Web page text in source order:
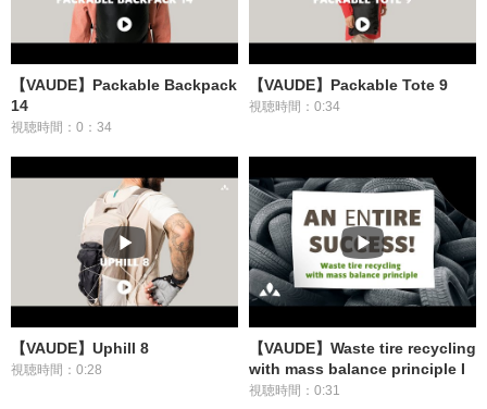
【VAUDE】Packable Backpack
14
視聴時間：0：34
【VAUDE】Packable Tote 9
視聴時間：0:34
【VAUDE】Uphill 8
視聴時間：0:28
【VAUDE】Waste tire recycling
with mass balance principle I
視聴時間：0:31